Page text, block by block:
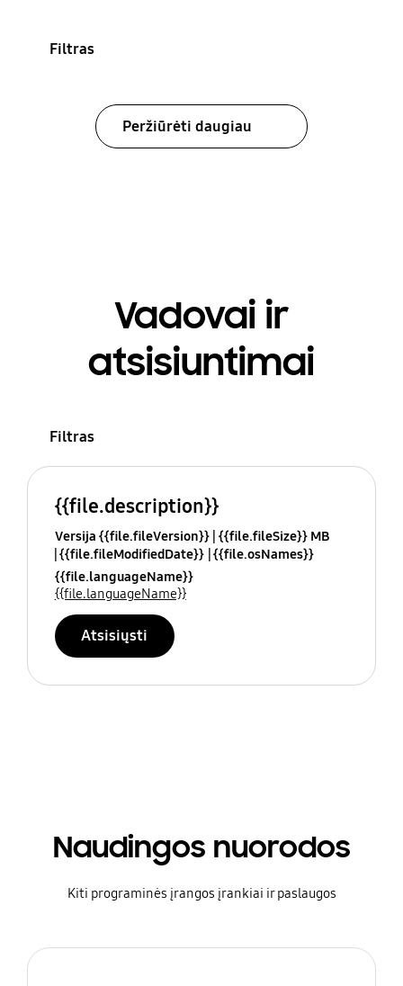
Filtras
Peržiūrėti daugiau
Vadovai ir
atsisiuntimai
Filtras
{{file.description}}
Versija {{file.fileVersion}} {{file.fileSize}} MB
{{file.fileModifiedDate}} {{file.osNames}}
{{file.languageName}}
{{file.languageName}}
Atsisiųsti
Naudingos nuorodos
Kiti programinės įrangos įrankiai ir paslaugos